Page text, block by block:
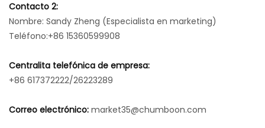
Contacto 2:
Nombre: Sandy Zheng (Especialista en marketing)
Teléfono:+86 15360599908
Centralita telefónica de empresa:
+86 617372222/26223289
Correo electrónico: market35@chumboon.com